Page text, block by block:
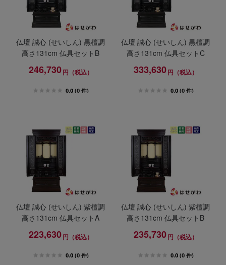
仏壇 誠心 (せいしん) 黒檀調
高さ131cm 仏具セットB
246,730円（税込）
0.0 (0 件)
仏壇 誠心 (せいしん) 黒檀調
高さ131cm 仏具セットC
333,630円（税込）
0.0 (0 件)
仏壇 誠心 (せいしん) 紫檀調
高さ131cm 仏具セットA
223,630円（税込）
0.0 (0 件)
仏壇 誠心 (せいしん) 紫檀調
高さ131cm 仏具セットB
235,730円（税込）
0.0 (0 件)